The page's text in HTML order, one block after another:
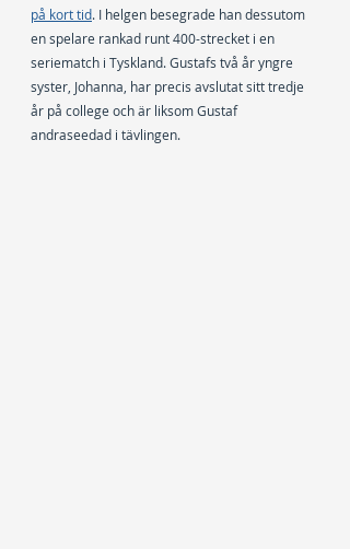
på kort tid. I helgen besegrade han dessutom
en spelare rankad runt 400-strecket i en
seriematch i Tyskland. Gustafs två år yngre
syster, Johanna, har precis avslutat sitt tredje
år på college och är liksom Gustaf
andraseedad i tävlingen.